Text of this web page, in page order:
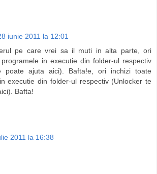
iunie 2011 la 12:01
pe care vrei sa il muti in alta parte, ori
in executie din folder-ul respectiv
poate ajuta aici). Bafta!e, ori inchizi toate
executie din folder-ul respectiv (Unlocker te
Bafta!
2011 la 16:38